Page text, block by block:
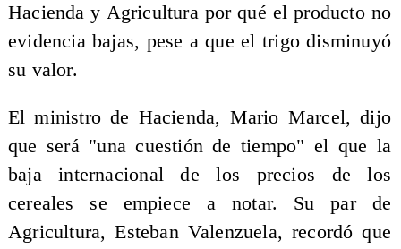
Hacienda y Agricultura por qué el producto no
evidencia bajas, pese a que el trigo disminuyó
su valor.
El ministro de Hacienda, Mario Marcel, dijo
que será "una cuestión de tiempo" el que la
baja internacional de los precios de los
cereales se empiece a notar. Su par de
Agricultura, Esteban Valenzuela, recordó que